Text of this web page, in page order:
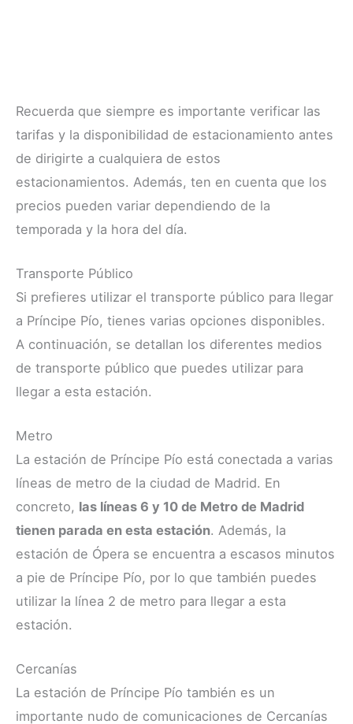
Recuerda que siempre es importante verificar las
tarifas y la disponibilidad de estacionamiento antes
de dirigirte a cualquiera de estos
estacionamientos. Además, ten en cuenta que los
precios pueden variar dependiendo de la
temporada y la hora del día.
Transporte Público
Si prefieres utilizar el transporte público para llegar
a Príncipe Pío, tienes varias opciones disponibles.
A continuación, se detallan los diferentes medios
de transporte público que puedes utilizar para
llegar a esta estación.
Metro
La estación de Príncipe Pío está conectada a varias
líneas de metro de la ciudad de Madrid. En
concreto, las líneas 6 y 10 de Metro de Madrid
tienen parada en esta estación. Además, la
estación de Ópera se encuentra a escasos minutos
a pie de Príncipe Pío, por lo que también puedes
utilizar la línea 2 de metro para llegar a esta
estación.
Cercanías
La estación de Príncipe Pío también es un
importante nudo de comunicaciones de Cercanías